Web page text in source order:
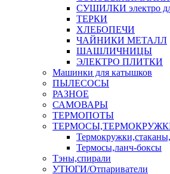
СУШИЛКИ электро
ТЕРКИ
ХЛЕБОПЕЧИ
ЧАЙНИКИ МЕТАЛЛ
ШАШЛИЧНИЦЫ
ЭЛЕКТРО ПЛИТКИ
Машинки для катышков
ПЫЛЕСОСЫ
РАЗНОЕ
САМОВАРЫ
ТЕРМОПОТЫ
Термосы,ланч-боксы
Тэны,спирали
УТЮГИ/Отпариватели